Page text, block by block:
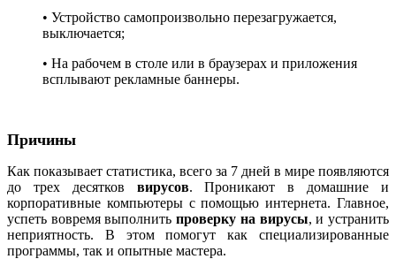
• Устройство самопроизвольно перезагружается,
выключается;
• На рабочем в столе или в браузерах и приложения
всплывают рекламные баннеры.
Причины
Как показывает статистика, всего за 7 дней в мире появляются
до трех десятков вирусов. Проникают в домашние и
корпоративные компьютеры с помощью интернета. Главное,
успеть вовремя выполнитьпроверку на вирусы, и устранить
неприятность. В этом помогут как специализированные
программы, так и опытные мастера.